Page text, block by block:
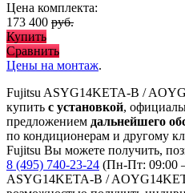
Цена комплекта:
173 400 руб.
Купить
Сравнить
Цены на монтаж.
Fujitsu ASYG14KETA-B /
купить с установкой,
предложением дальнейшего
по кондиционерам и другому
Fujitsu Вы можете получить,
8 (495) 740-23-24 (Пн-Пт: 09:00
ASYG14KETA-B /